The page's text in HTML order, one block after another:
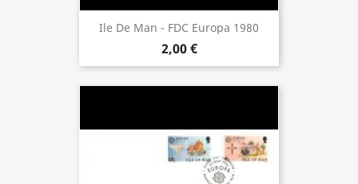
Ile De Man - FDC Europa 1980
2,00 €